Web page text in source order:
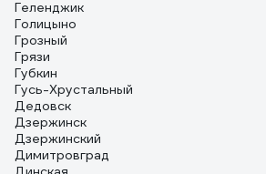
Геленджик
Голицыно
Грозный
Грязи
Губкин
Гусь-Хрустальный
Дедовск
Дзержинск
Дзержинский
Димитровград